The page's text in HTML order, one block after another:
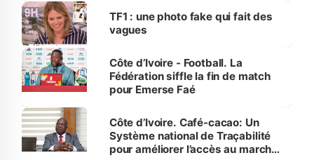
sur la scène internationale »
TF1 : une photo fake qui fait des
vagues
Côte d’Ivoire - Football. La
Fédération siffle la fin de match
pour Emerse Faé
Côte d’Ivoire. Café-cacao: Un
Système national de Traçabilité
pour améliorer l’accès au marché